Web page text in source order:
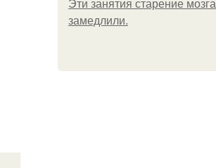
Эти занятия старение мозга
замедлили.